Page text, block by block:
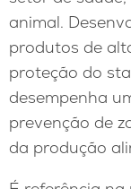
animal.
produtos de
proteção do
desempenha
prevenção de
da produção